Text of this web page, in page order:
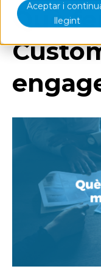
Aceptar i
llegint
Què